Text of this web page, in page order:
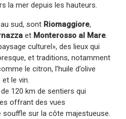
la mer depuis les hauteurs.
sud, sont Riomaggiore,
et Monterosso al Mare.
culturel», des lieux qui
et traditions, notamment
le citron, l’huile d’olive
le vin.
120 km de sentiers qui
offrant des vues
souffle sur la côte majestueuse.